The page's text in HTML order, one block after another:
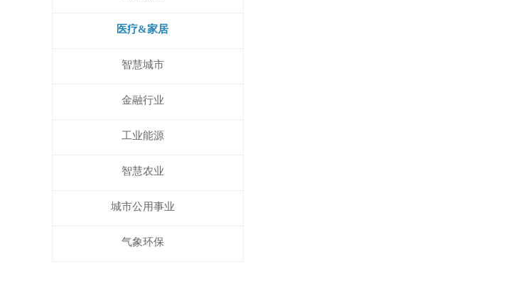
医疗&家居
智慧城市
金融行业
工业能源
智慧农业
城市公用事业
气象环保